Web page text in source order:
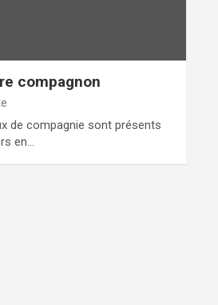
compagnon
de compagnie sont présents
en…